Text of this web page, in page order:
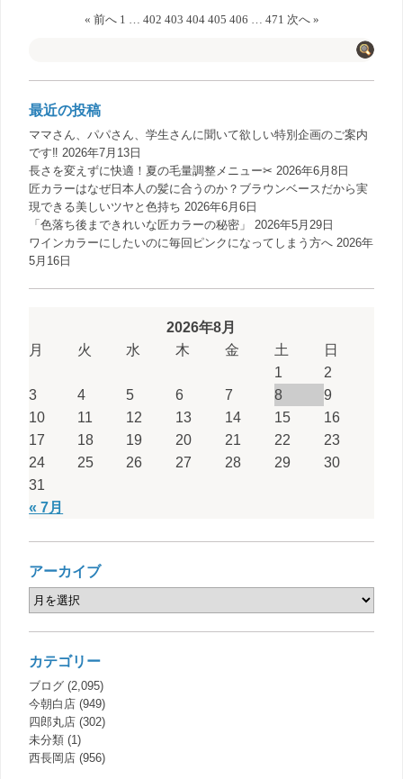
« 前へ 1 … 402 403 404 405 406 … 471 次へ »
最近の投稿
ママさん、パパさん、学生さんに聞いて欲しい特別企画のご案内
です‼️ 2026年7月13日
長さを変えずに快適！夏の毛量調整メニュー✂︎ 2026年6月8日
匠カラーはなぜ日本人の髪に合うのか？ブラウンベースだから実
現できる美しいツヤと色持ち 2026年6月6日
「色落ち後まできれいな匠カラーの秘密」
2026年5月29日
ワインカラーにしたいのに毎回ピンクになってしまう方へ 2026年
5月16日
2026年8月
月
火 水 木 金 土 日
« 7月
1
2
3
4 5 6 7 8
9
10
11 12 13 14 15
16
17
18 19 20 21 22
23
24
25 26 27 28 29
30
31
アーカイブ
カテゴリー
ブログ (2,095)
今朝白店 (949)
四郎丸店 (302)
未分類 (1)
西長岡店 (956)